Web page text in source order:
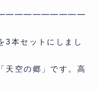
3本セットにしまし
天空の郷」です。高